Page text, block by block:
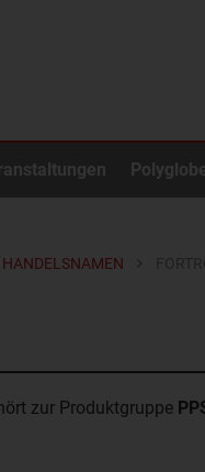
HANDELSNAMEN
zur Produktgruppe